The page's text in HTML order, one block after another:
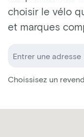
choisir le vélo
et marques
Choissisez un